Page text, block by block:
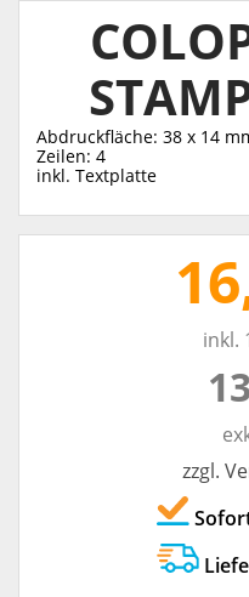
Abdruckfläche: 38 x 14
Zeilen: 4
inkl. Textplatte
inkl.
zzgl.